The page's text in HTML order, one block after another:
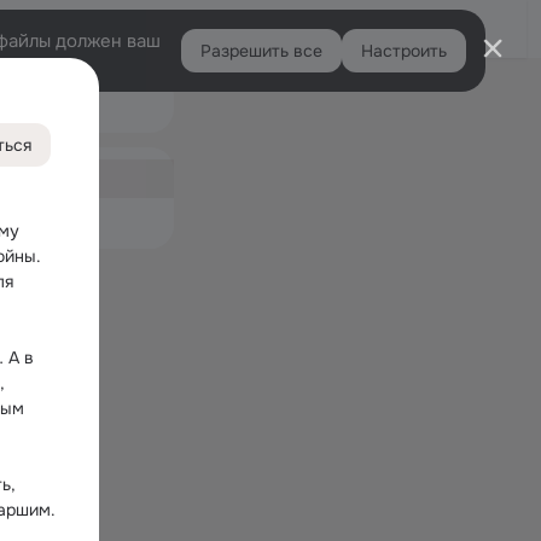
А в
Войти
должен ваш Разрешить все Настроить